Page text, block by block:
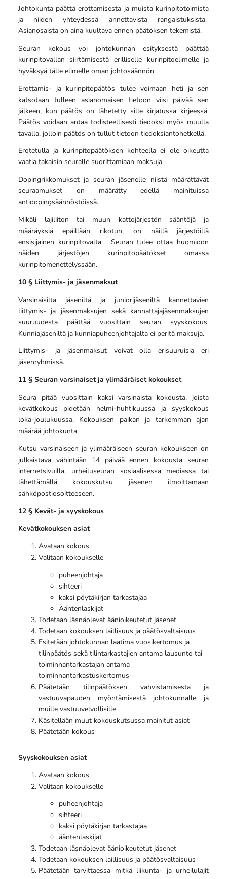
Johtokunta päättä erottamisesta ja muista kurinpitotoimista
ja niiden yhteydessä annettavista rangaistuksista.
Asianosaista on aina kuultava ennen päätöksen tekemistä.
Seuran kokous voi johtokunnan esityksestä päättää
kurinpitovallan siirtämisestä erilliselle kurinpitoelimelle ja
hyväksyä tälle elimelle oman johtosäännön.
Erottamis- ja kurinpitopäätös tulee voimaan heti ja sen
katsotaan tulleen asianomaisen tietoon viisi päivää sen
jälkeen, kun päätös on lähetetty sille kirjatussa kirjeessä.
Päätös voidaan antaa todisteellisesti tiedoksi myös muulla
tavalla, jolloin päätös on tullut tietoon tiedoksiantohetkellä.
Erotetulla ja kurinpitopäätöksen kohteella ei ole oikeutta
vaatia takaisin seuralle suorittamiaan maksuja.
Dopingrikkomukset ja seuran jäsenelle niistä määrättävät
seuraamukset on määrätty edellä mainituissa
antidopingsäännöstöissä.
Mikäli lajiliiton tai muun kattojärjestön sääntöjä ja
määräyksiä epäillään rikotun, on näillä järjestöillä
ensisijainen kurinpitovalta. Seuran tulee ottaa huomioon
näiden järjestöjen kurinpitopäätökset omassa
kurinpitomenettelyssään.
10 § Liittymis- ja jäsenmaksut
Varsinaisilta jäseniltä ja juniorijäseniltä kannettavien
liittymis- ja jäsenmaksujen sekä kannattajajäsenmaksujen
suuruudesta päättää vuosittain seuran syyskokous.
Kunniajäseniltä ja kunniapuheenjohtajalta ei peritä maksuja.
Liittymis- ja jäsenmaksut voivat olla erisuuruisia eri
jäsenryhmissä.
11 § Seuran varsinaiset ja ylimääräiset kokoukset
Seura pitää vuosittain kaksi varsinaista kokousta, joista
kevätkokous pidetään helmi-huhtikuussa ja syyskokous
loka-joulukuussa. Kokouksen paikan ja tarkemman ajan
määrää johtokunta.
Kutsu varsinaiseen ja ylimääräiseen seuran kokoukseen on
julkaistava vähintään 14 päivää ennen kokousta seuran
internetsivuilla, urheiluseuran sosiaalisessa mediassa tai
lähettämällä kokouskutsu jäsenen ilmoittamaan
sähköpostiosoitteeseen.
12 § Kevät- ja syyskokous
Kevätkokouksen asiat
Avataan kokous
Valitaan kokoukselle
puheenjohtaja
sihteeri
kaksi pöytäkirjan tarkastajaa
Ääntenlaskijat
Todetaan läsnäolevat äänioikeutetut jäsenet
Todetaan kokouksen laillisuus ja päätösvaltaisuus
Esitetään johtokunnan laatima vuosikertomus ja
tilinpäätös sekä tilintarkastajien antama lausunto tai
toiminnantarkastajan antama
toiminnantarkastuskertomus
Päätetään tilinpäätöksen vahvistamisesta ja
vastuuvapauden myöntämisestä johtokunnalle ja
muille vastuuvelvollisille
Käsitellään muut kokouskutsussa mainitut asiat
Päätetään kokous
Syyskokouksen asiat
Avataan kokous
Valitaan kokoukselle
puheenjohtaja
sihteeri
kaksi pöytäkirjan tarkastajaa
ääntenlaskijat
Todetaan läsnäolevat äänioikeutetut jäsenet
Todetaan kokouksen laillisuus ja päätösvaltaisuus
Päätetään tarvittaessa mitkä liikunta- ja urheilulajit